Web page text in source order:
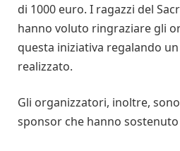
di 1000 euro. I ragazzi del
hanno voluto ringraziare gli
questa iniziativa regalando
realizzato.
Gli organizzatori, inoltre,
sponsor che hanno